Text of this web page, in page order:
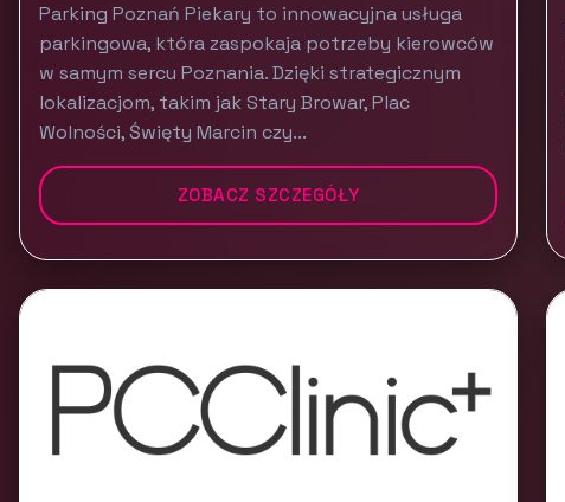
Parking Poznań Piekary to innowacyjna usługa
parkingowa, która zaspokaja potrzeby kierowców
w samym sercu Poznania. Dzięki strategicznym
lokalizacjom, takim jak Stary Browar, Plac
Wolności, Święty Marcin czy...
ZOBACZ SZCZEGÓŁY